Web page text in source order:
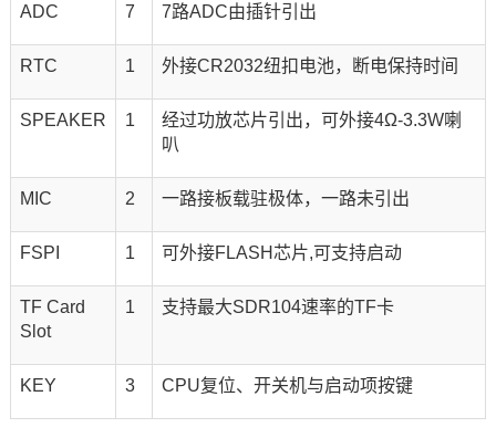
ADC 7 7路ADC由插针引出
RTC 1 外接CR2032纽扣电池，断电保持时间
SPEAKER 1 经过功放芯片引出，可外接4Ω-3.3W喇
叭
MIC 2 一路接板载驻极体，一路未引出
FSPI 1 可外接FLASH芯片,可支持启动
TF Card
Slot
1 支持最大SDR104速率的TF卡
KEY 3 CPU复位、开关机与启动项按键